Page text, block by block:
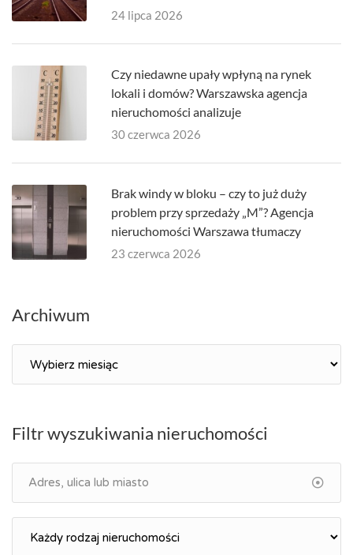
24 lipca 2026
Czy niedawne upały wpłyną na rynek
lokali i domów? Warszawska agencja
nieruchomości analizuje
30 czerwca 2026
Brak windy w bloku – czy to już duży
problem przy sprzedaży „M”? Agencja
nieruchomości Warszawa tłumaczy
23 czerwca 2026
Archiwum
Filtr wyszukiwania nieruchomości